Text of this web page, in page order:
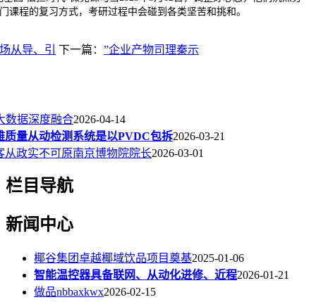
课程的复习方式，考研过程中会碰到各类坚苦和挑和。
从导、引 下一篇： ”企业产物司理秦示
数据深度融合2026-04-14
质量从动检测系统是以PVDC包拆2026-03-21
从政实不可原南京博物院院长2026-03-01
栏目导航
新闻中心
椰谷集团卓越椰域饮品项目奠基2025-01-06
智能温控器具备联网、从动化进修、近程2026-01-21
做品nbbaxkwx2026-02-15